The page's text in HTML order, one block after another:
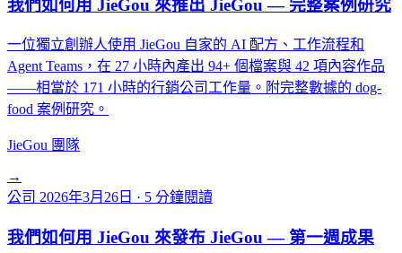
我們如何用 JieGou 來推出 JieGou — 完整案例研究
一位獨立創辦人使用 JieGou 自家的 AI 配方、工作流程和
Agent Teams，在 27 小時內產出 94+ 個檔案與 42 項內容作品
——相當於 171 小時的行銷公司工作量。附完整數據的 dog-
food 案例研究。
JieGou 團隊
→
公司 2026年3月26日 · 5 分鐘閱讀
我們如何用 JieGou 來發布 JieGou — 第一週成果